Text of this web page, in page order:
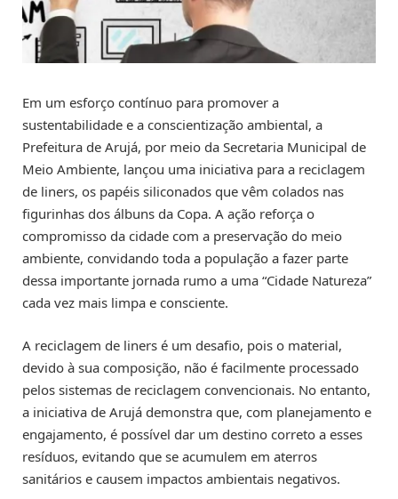
Em um esforço contínuo para promover a
sustentabilidade e a conscientização ambiental, a
Prefeitura de Arujá, por meio da Secretaria Municipal de
Meio Ambiente, lançou uma iniciativa para a reciclagem
de liners, os papéis siliconados que vêm colados nas
figurinhas dos álbuns da Copa. A ação reforça o
compromisso da cidade com a preservação do meio
ambiente, convidando toda a população a fazer parte
dessa importante jornada rumo a uma “Cidade Natureza”
cada vez mais limpa e consciente.
A reciclagem de liners é um desafio, pois o material,
devido à sua composição, não é facilmente processado
pelos sistemas de reciclagem convencionais. No entanto,
a iniciativa de Arujá demonstra que, com planejamento e
engajamento, é possível dar um destino correto a esses
resíduos, evitando que se acumulem em aterros
sanitários e causem impactos ambientais negativos.